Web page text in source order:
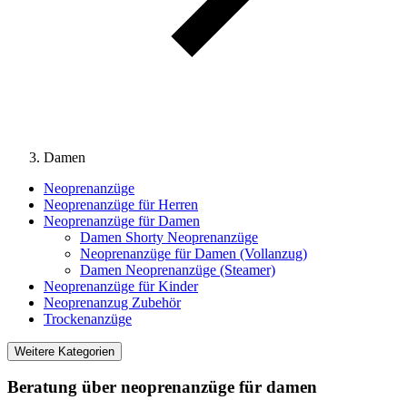
Damen
Neoprenanzüge
Neoprenanzüge für Herren
Neoprenanzüge für Damen
Damen Shorty Neoprenanzüge
Neoprenanzüge für Damen (Vollanzug)
Damen Neoprenanzüge (Steamer)
Neoprenanzüge für Kinder
Neoprenanzug Zubehör
Trockenanzüge
Weitere Kategorien
Beratung über neoprenanzüge für damen